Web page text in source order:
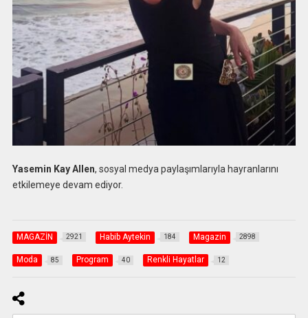
Yasemin Kay Allen, sosyal medya paylaşımlarıyla hayranlarını
etkilemeye devam ediyor.
MAGAZİN 2921 Habib Aytekin 184 Magazin 2898
Moda 85 Program 40 Renkli Hayatlar 12